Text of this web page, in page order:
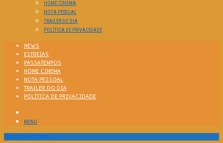
HOME CINEMA
NOTA PESSOAL
TRAILER DO DIA
POLÍTICA DE PRIVACIDADE
NEWS
ESTREIAS
PASSATEMPOS
HOME CINEMA
NOTA PESSOAL
TRAILER DO DIA
POLÍTICA DE PRIVACIDADE
MENU
Passatempos